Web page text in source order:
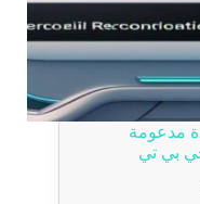
مدعومة
بي تي